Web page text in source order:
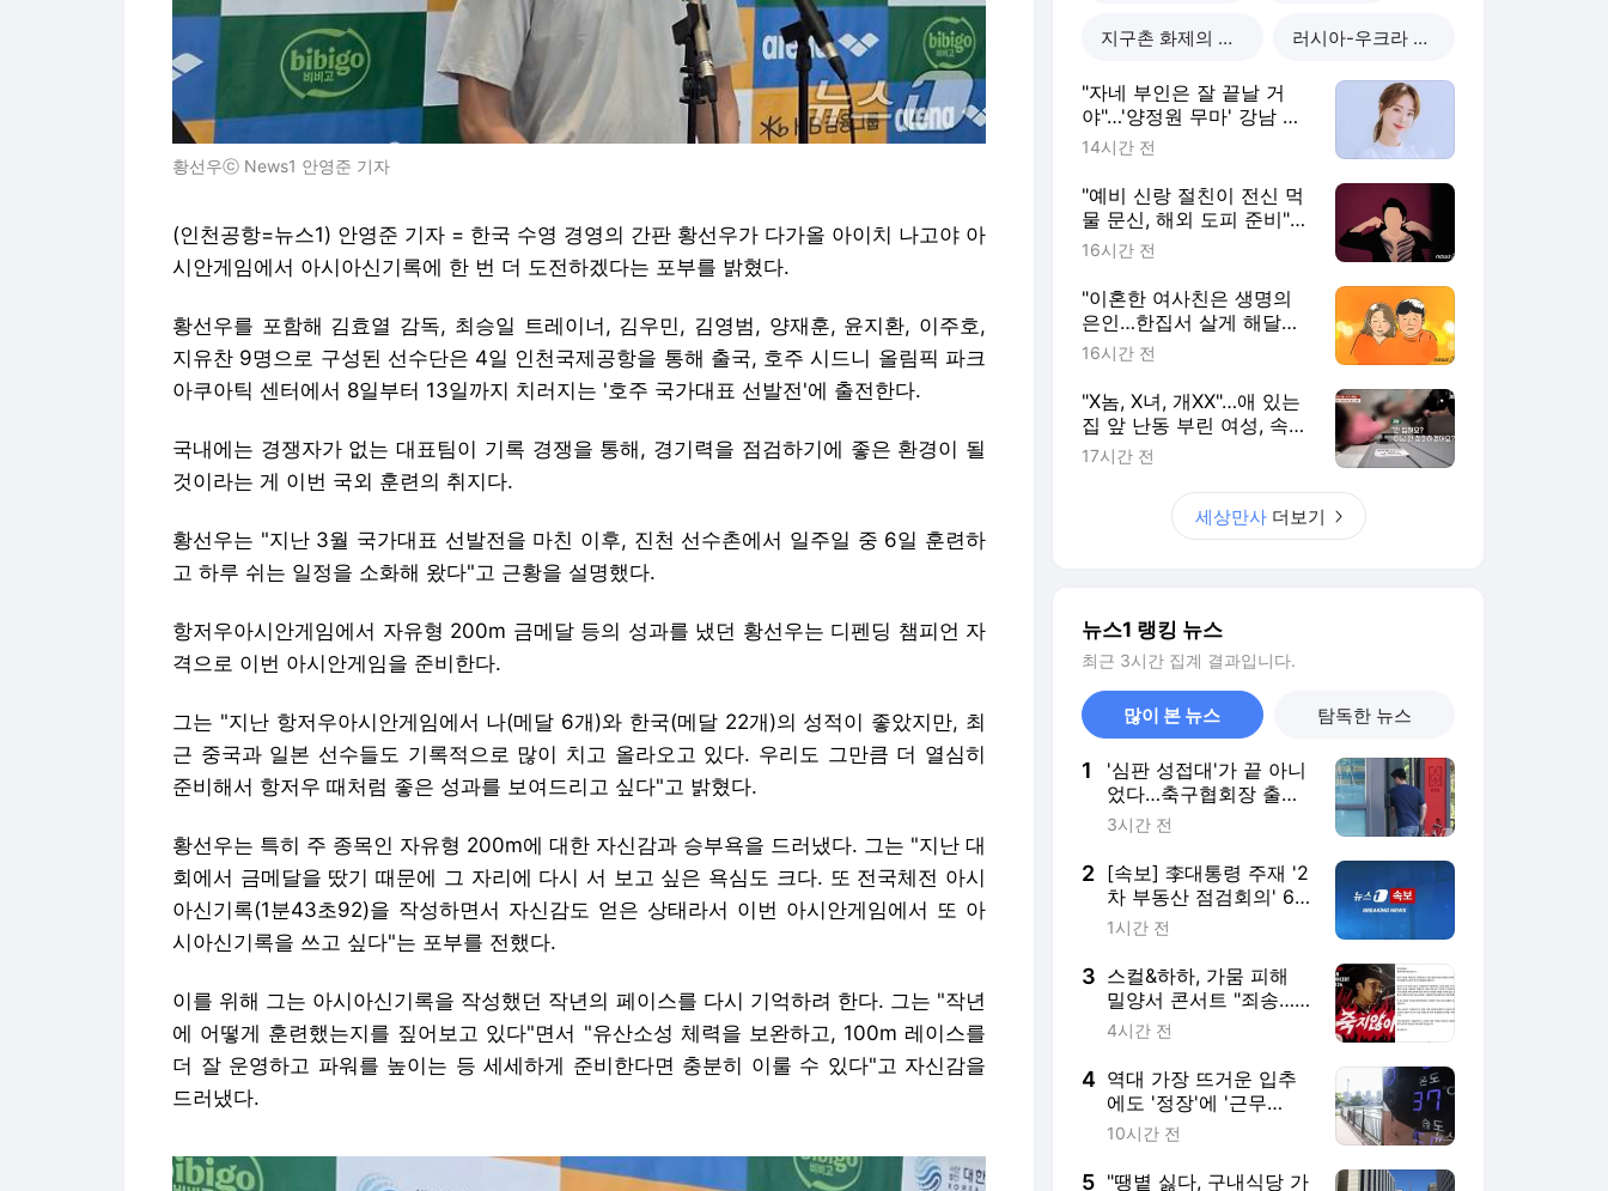
황선우ⓒ News1 안영준 기자
(인천공항=뉴스1) 안영준 기자 = 한국 수영 경영의 간판 황선우가 다가올 아이치 나고야 아
시안게임에서 아시아신기록에 한 번 더 도전하겠다는 포부를 밝혔다.
황선우를 포함해 김효열 감독, 최승일 트레이너, 김우민, 김영범, 양재훈, 윤지환, 이주호,
지유찬 9명으로 구성된 선수단은 4일 인천국제공항을 통해 출국, 호주 시드니 올림픽 파크
아쿠아틱 센터에서 8일부터 13일까지 치러지는 '호주 국가대표 선발전'에 출전한다.
국내에는 경쟁자가 없는 대표팀이 기록 경쟁을 통해, 경기력을 점검하기에 좋은 환경이 될
것이라는 게 이번 국외 훈련의 취지다.
황선우는 "지난 3월 국가대표 선발전을 마친 이후, 진천 선수촌에서 일주일 중 6일 훈련하
고 하루 쉬는 일정을 소화해 왔다"고 근황을 설명했다.
항저우아시안게임에서 자유형 200m 금메달 등의 성과를 냈던 황선우는 디펜딩 챔피언 자
격으로 이번 아시안게임을 준비한다.
그는 "지난 항저우아시안게임에서 나(메달 6개)와 한국(메달 22개)의 성적이 좋았지만, 최
근 중국과 일본 선수들도 기록적으로 많이 치고 올라오고 있다. 우리도 그만큼 더 열심히
준비해서 항저우 때처럼 좋은 성과를 보여드리고 싶다"고 밝혔다.
황선우는 특히 주 종목인 자유형 200m에 대한 자신감과 승부욕을 드러냈다. 그는 "지난 대
회에서 금메달을 땄기 때문에 그 자리에 다시 서 보고 싶은 욕심도 크다. 또 전국체전 아시
아신기록(1분43초92)을 작성하면서 자신감도 얻은 상태라서 이번 아시안게임에서 또 아
시아신기록을 쓰고 싶다"는 포부를 전했다.
이를 위해 그는 아시아신기록을 작성했던 작년의 페이스를 다시 기억하려 한다. 그는 "작년
에 어떻게 훈련했는지를 짚어보고 있다"면서 "유산소성 체력을 보완하고, 100m 레이스를
더 잘 운영하고 파워를 높이는 등 세세하게 준비한다면 충분히 이룰 수 있다"고 자신감을
드러냈다.
지구촌 화제의 뉴스 러시아-우크라 전쟁
"자네 부인은 잘 끝날 거
야"…'양정원 무마' 강남 경
찰, 다른 돈도 받은 정황
14시간 전
"예비 신랑 절친이 전신 먹
물 문신, 해외 도피 준비"…
예비 신부 '혼란'
16시간 전
"이혼한 여사친은 생명의
은인…한집서 살게 해달라"
남편 요구에 '절망'
16시간 전
"X놈, X녀, 개XX"…애 있는
집 앞 난동 부린 여성, 속옷
까지 훌러덩[영상]
17시간 전
세상만사 더보기
뉴스1 랭킹 뉴스
최근 3시간 집계 결과입니다.
많이 본 뉴스 탐독한 뉴스
1
'심판 성접대'가 끝 아니
었다…축구협회장 출장
에 부인 3회 동반 '펑펑'
3시간 전
2 [속보] 李대통령 주재 '2
차 부동산 점검회의' 6
시간만에 종료
1시간 전
3 스컬&하하, 가뭄 피해
밀양서 콘서트 "죄송…
출연료 전액 기부할 것"
4시간 전
4 역대 가장 뜨거운 입추
에도 '정장'에 '근무
복'…"반바지? 꿈도 못
10시간 전
5 "땡볕 싫다, 구내식당 가